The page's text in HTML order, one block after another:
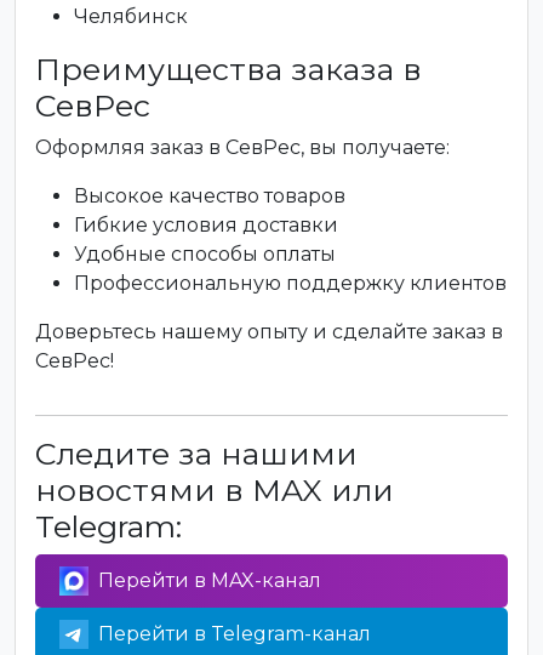
Челябинск
Преимущества заказа в
СевРес
Оформляя заказ в СевРес, вы получаете:
Высокое качество товаров
Гибкие условия доставки
Удобные способы оплаты
Профессиональную поддержку клиентов
Доверьтесь нашему опыту и сделайте заказ в
СевРес!
Следите за нашими
новостями в MAX или
Telegram:
Перейти в MAX-канал
Перейти в Telegram-канал